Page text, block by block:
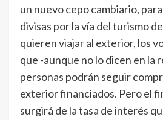
un nuevo cepo cambiario,
divisas por la vía del turismo
quieren viajar al exterior, los
que -aunque no lo dicen en la
personas podrán seguir
exterior financiados. Pero el
surgirá de la tasa de interés